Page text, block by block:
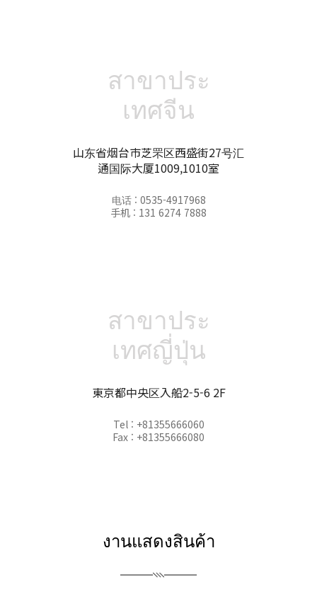
สาขาประ
เทศจีน
山东省烟台市芝罘区西盛街27号汇
通国际大厦1009,1010室
电话 : 0535-4917968
手机 : 131 6274 7888
สาขาประ
เทศญี่ปุ่น
東京都中央区入船2-5-6 2F
Tel : +81355666060
Fax : +81355666080
งานแสดงสินค้า